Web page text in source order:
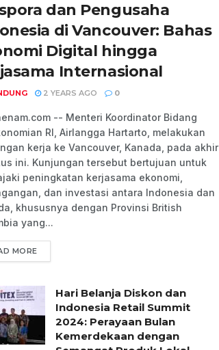
dan Pengusaha
di Vancouver: Bahas
Digital hingga
Internasional
2 YEARS AGO 0
-- Menteri Koordinator Bidang
RI, Airlangga Hartarto, melakukan
kerja ke Vancouver, Kanada, pada akhir
ini. Kunjungan tersebut bertujuan untuk
peningkatan kerjasama ekonomi,
dan investasi antara Indonesia dan
khususnya dengan Provinsi British
yang...
MORE
Hari Belanja Diskon dan
Indonesia Retail Summit
2024: Perayaan Bulan
Kemerdekaan dengan